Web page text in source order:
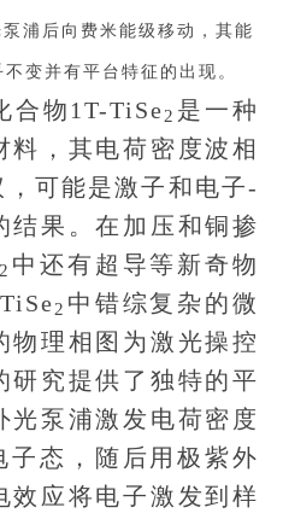
浦后向费米能级移动，其能
变并有平台特征的出现。
物1T-TiSe2 是一种
料，其电荷密度波相
可能是激子和电子-
结果。在加压和铜掺
2 中还有超导等新奇物
2 中错综复杂的微
物理相图为激光操控
研究提供了独特的平
光泵浦激发电荷密度
子态，随后用极紫外
效应将电子激发到样